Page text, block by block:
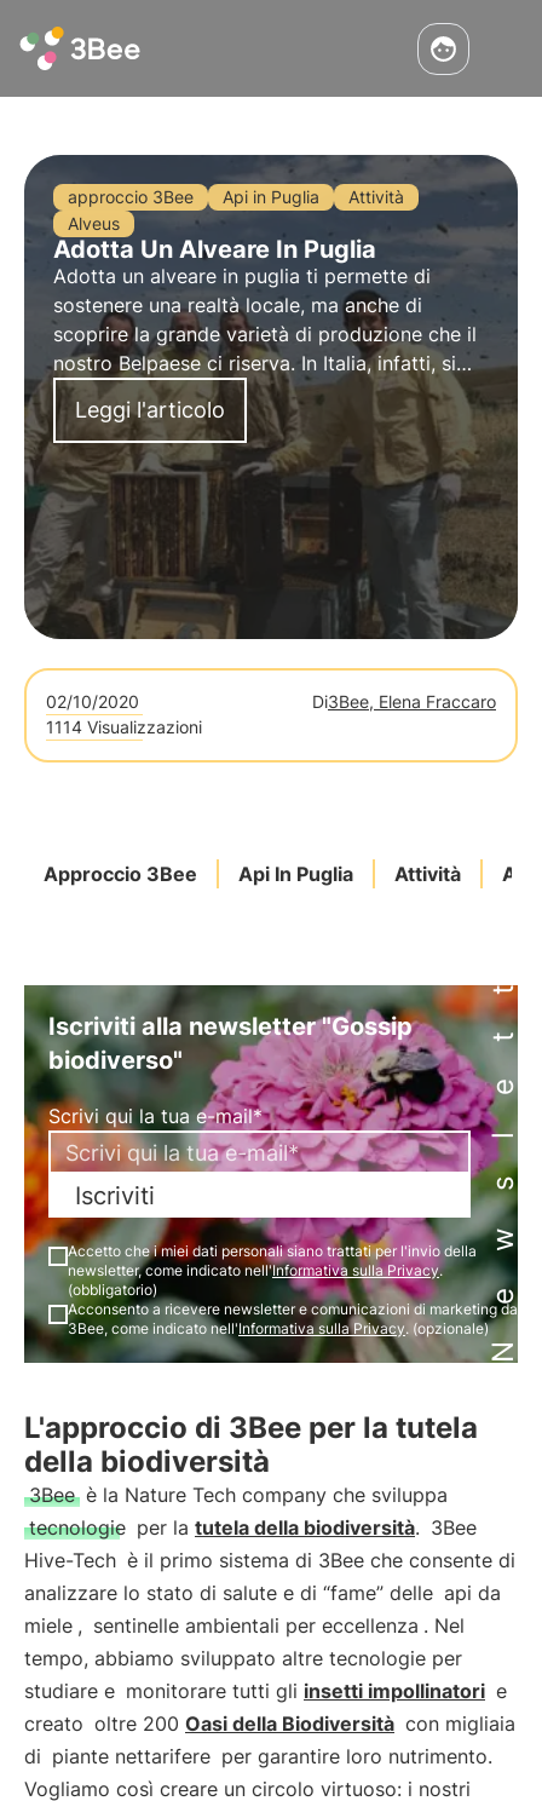
approccio 3Bee Api in Puglia
Attività
Alveus
Adotta Un Alveare In Puglia
Adotta un alveare in puglia ti permette di
sostenere una realtà locale, ma anche di
scoprire la grande varietà di produzione che il
nostro Belpaese ci riserva. In Italia, infatti, si
producono circa 50 diverse tipologie di miele,
alcune più conosciute, altre più rare e di
difficile produzione.
Leggi l'articolo
02/10/2020 Di3Bee, Elena Fraccaro
1114 Visualizzazioni
Approccio 3Bee Api In Puglia Attività Newsletter
Iscriviti alla newsletter "Gossip
biodiverso"
Scrivi qui la tua e-mail*
Iscriviti
Accetto che i miei dati personali siano trattati per l'invio della
newsletter, come indicato nell'Informativa sulla Privacy.
(obbligatorio)
Acconsento a ricevere newsletter e comunicazioni di marketing da
3Bee, come indicato nell'Informativa sulla Privacy. (opzionale)
L'approccio di 3Bee per la tutela
della biodiversità
3Bee è la Nature Tech company che sviluppa
tecnologie per la tutela della biodiversità. 3Bee
Hive-Tech è il primo sistema di 3Bee che consente di
analizzare lo stato di salute e di “fame” delle api da
miele , sentinelle ambientali per eccellenza . Nel
tempo, abbiamo sviluppato altre tecnologie per
studiare e monitorare tutti gli insetti impollinatori e
creato oltre 200 Oasi della Biodiversità con migliaia
di piante nettarifere per garantire loro nutrimento.
Vogliamo così creare un circolo virtuoso: i nostri